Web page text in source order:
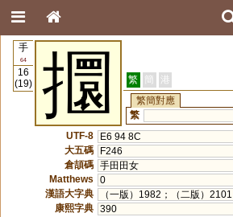
手
64
16
(19)
攌 繁 簡 港
繁簡對應
繁
UTF-8
E6 94 8C
大五碼
F246
倉頡碼 手田田女
Matthews
0
漢語大字典
（一版）1982；（二版）2101
康熙字典 390